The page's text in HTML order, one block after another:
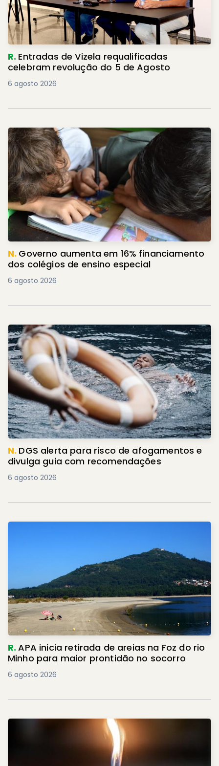
R. Entradas de Vizela requalificadas
celebram revolução do 5 de Agosto
6 agosto 2026
N. Governo aumenta em 16% financiamento
dos colégios de ensino especial
6 agosto 2026
N. DGS alerta para risco de afogamentos e
divulga guia com recomendações
6 agosto 2026
R.APA inicia retirada de areias na Foz do rio
Minho para maior prontidão no socorro
6 agosto 2026